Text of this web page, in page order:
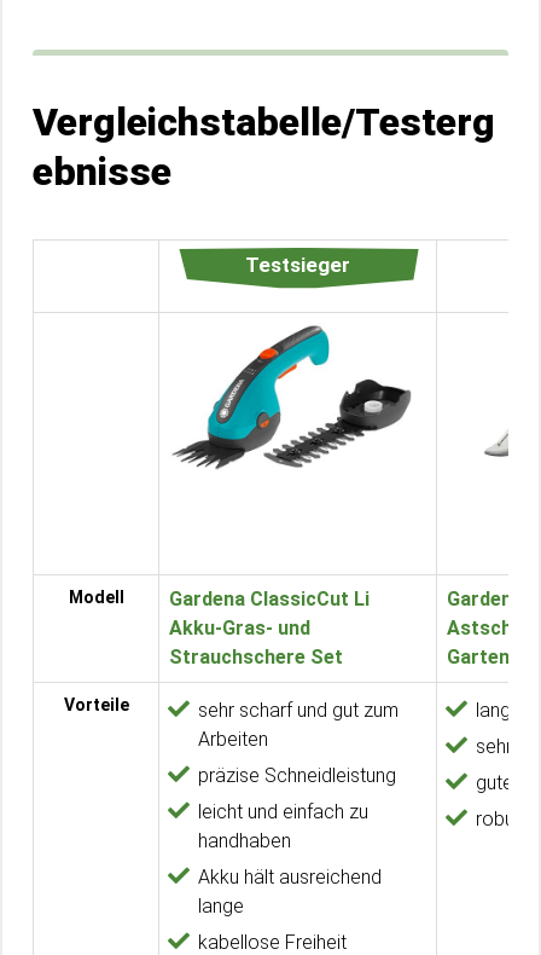
Vergleichstabelle/Testerg
ebnisse
Testsieger
Modell
Gardena ClassicCut Li
Akku-Gras- und
Strauchschere Set
Gardena
Vorteile
sehr scharf und gut zum
Arbeiten
präzise Schneidleistung
leicht und einfach zu
handhaben
Akku hält ausreichend
lange
kabellose Freiheit
lange
sehr
gute
robust